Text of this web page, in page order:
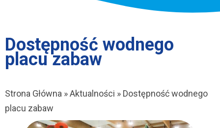
Dostępność wodnego
placu zabaw
Ścieżka
nawigacyjna
Strona Główna Aktualności
Dostępność wodnego
placu zabaw